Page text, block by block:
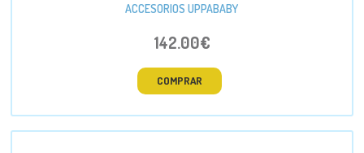
ACCESORIOS UPPABABY
142.00€
COMPRAR